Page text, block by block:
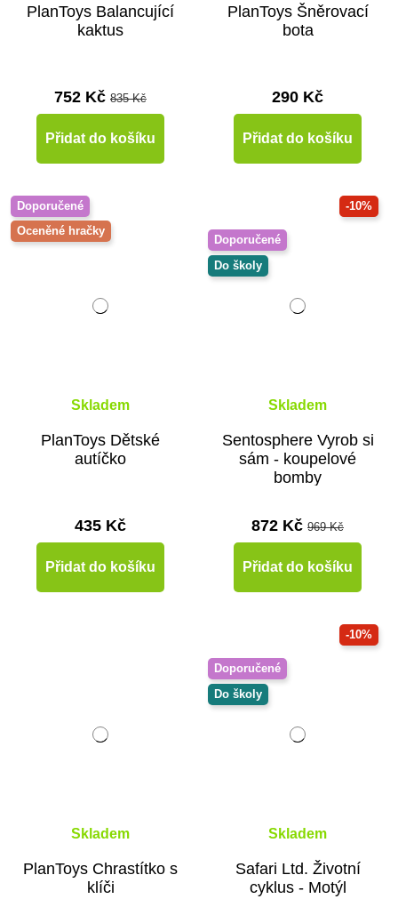
PlanToys Balancující
kaktus
752 Kč 835 Kč
Přidat do košíku
PlanToys Šněrovací
bota
290 Kč
Přidat do košíku
Doporučené
Oceněné hračky
Skladem
PlanToys Dětské
autíčko
435 Kč
Přidat do košíku
-10%
Doporučené
Do školy
Skladem
Sentosphere Vyrob si
sám - koupelové
bomby
872 Kč 969 Kč
Přidat do košíku
Skladem
PlanToys Chrastítko s
klíči
-10%
Doporučené
Do školy
Skladem
Safari Ltd. Životní
cyklus - Motýl